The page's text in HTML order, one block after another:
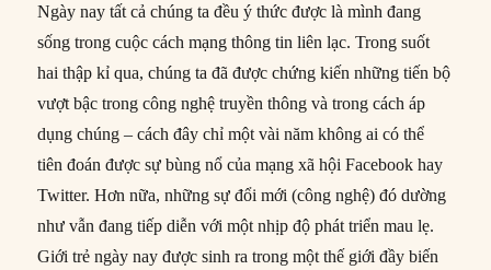
Ngày nay tất cả chúng ta đều ý thức được là mình đang
sống trong cuộc cách mạng thông tin liên lạc. Trong suốt
hai thập kỉ qua, chúng ta đã được chứng kiến những tiến bộ
vượt bậc trong công nghệ truyền thông và trong cách áp
dụng chúng – cách đây chỉ một vài năm không ai có thể
tiên đoán được sự bùng nổ của mạng xã hội Facebook hay
Twitter. Hơn nữa, những sự đổi mới (công nghệ) đó dường
như vẫn đang tiếp diễn với một nhịp độ phát triển mau lẹ.
Giới trẻ ngày nay được sinh ra trong một thế giới đầy biến